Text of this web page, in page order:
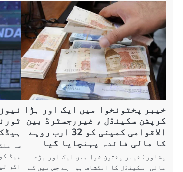
خیبر پختونخوا میں ایک اور بڑا
کرپشن سکینڈل ، غیررجسٹرڈ بین
الاقوامی کمپنی کو 32 ارب روپے
کا مالی فائدہ پہنچایا گیا
پشاور : خیبر پختون خوا میں ایک اور بڑے
مالی اسکینڈل کا انکشاف ہوا ہے جس میں کے
سہ
ہیڈ
اگر